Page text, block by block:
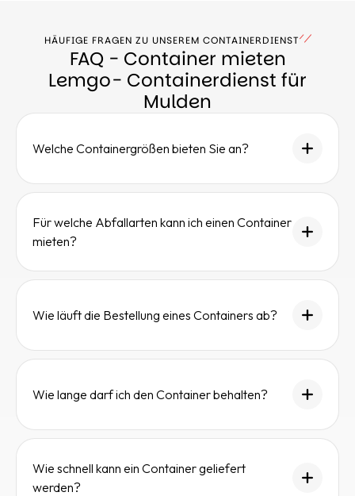
HÄUFIGE FRAGEN ZU UNSEREM CONTAINERDIENST
FAQ - Container mieten
Lemgo- Containerdienst für
Mulden
Welche Containergrößen bieten Sie an?
Für welche Abfallarten kann ich einen Container
mieten?
Wie läuft die Bestellung eines Containers ab?
Wie lange darf ich den Container behalten?
Wie schnell kann ein Container geliefert
werden?